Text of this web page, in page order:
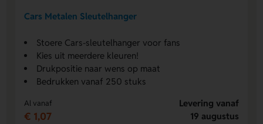
Cars Metalen Sleutelhanger
Stoere Cars-sleutelhanger voor fans
Kies uit meerdere kleuren!
Drukpositie naar wens op maat
Bedrukken vanaf 250 stuks
Al vanaf
€ 1,07
Levering vanaf
19 augustus